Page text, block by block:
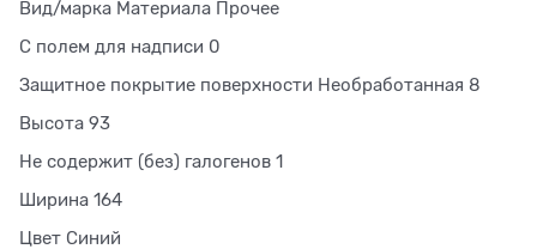
Вид/марка Материала Прочее
С полем для надписи 0
Защитное покрытие поверхности Необработанная 8
Высота 93
Не содержит (без) галогенов 1
Ширина 164
Цвет Синий